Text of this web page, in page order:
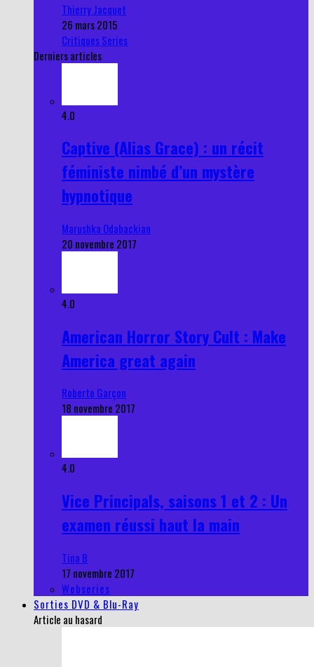
Thierry Jacquet
26 mars 2015
Critiques Series
Derniers articles
4.0
Captive (Alias Grace) : un récit
féministe nimbé d’un mystère
hypnotique
Marushka Odabackian
20 novembre 2017
4.0
American Horror Story Cult : Make
America great again
Roberto Garçon
18 novembre 2017
4.0
Vice Principals, saisons 1 et 2 : Un
examen réussi haut la main
Tina B
17 novembre 2017
Webseries
Sorties DVD & Blu-Ray
Article au hasard